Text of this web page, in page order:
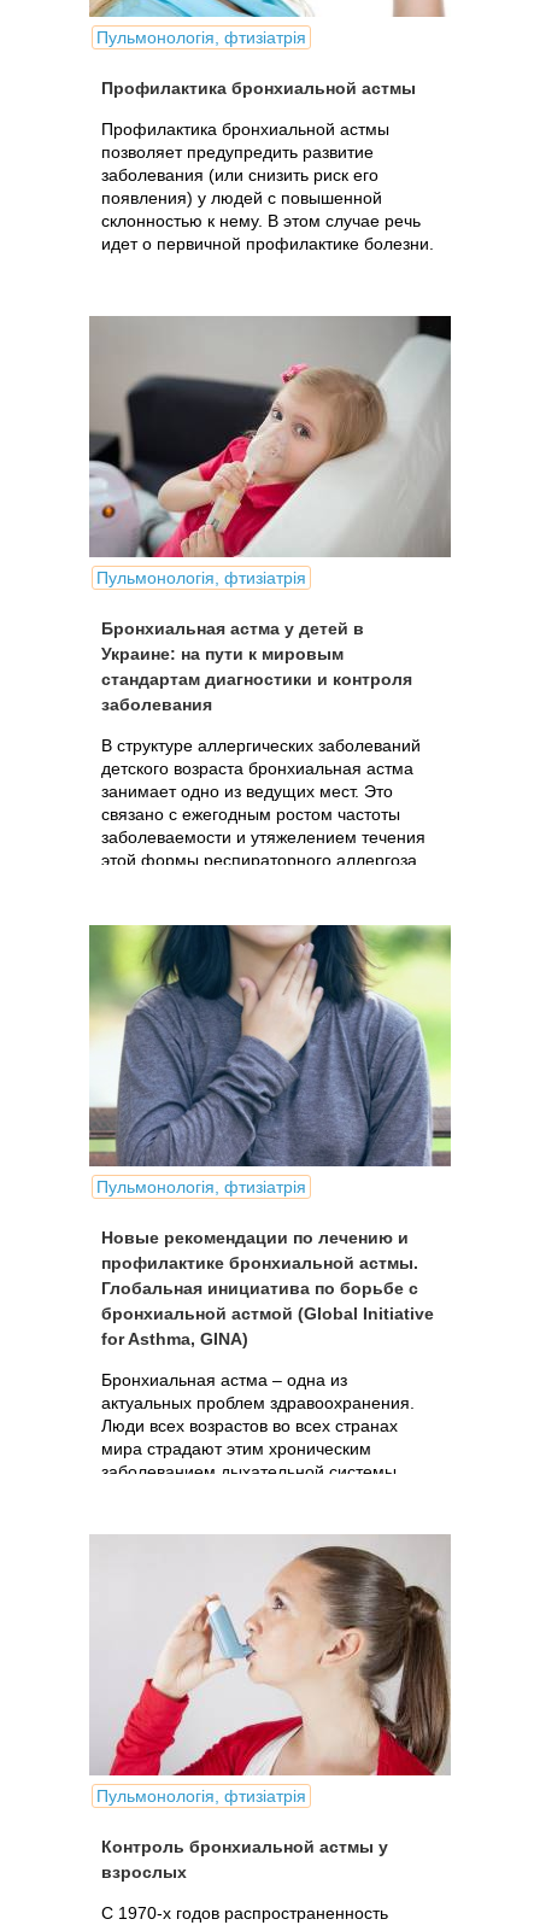
Пульмонологія, фтизіатрія
Профилактика бронхиальной астмы
Профилактика бронхиальной астмы
позволяет предупредить развитие
заболевания (или снизить риск его
появления) у людей с повышенной
склонностью к нему. В этом случае речь
идет о первичной профилактике болезни.
Пульмонологія, фтизіатрія
Бронхиальная астма у детей в
Украине: на пути к мировым
стандартам диагностики и контроля
заболевания
В структуре аллергических заболеваний
детского возраста бронхиальная астма
занимает одно из ведущих мест. Это
связано с ежегодным ростом частоты
заболеваемости и утяжелением течения
этой формы респираторного аллергоза.
Пульмонологія, фтизіатрія
Новые рекомендации по лечению и
профилактике бронхиальной астмы.
Глобальная инициатива по борьбе с
бронхиальной астмой (Global Initiative
for Asthma, GINA)
Бронхиальная астма – одна из
актуальных проблем здравоохранения.
Люди всех возрастов во всех странах
мира страдают этим хроническим
заболеванием дыхательной системы,
повседневную жизнь.
Пульмонологія, фтизіатрія
Контроль бронхиальной астмы у
взрослых
С 1970-х годов распространенность